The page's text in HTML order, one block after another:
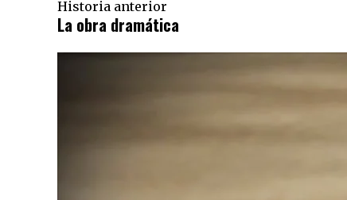
Historia anterior
La obra dramática